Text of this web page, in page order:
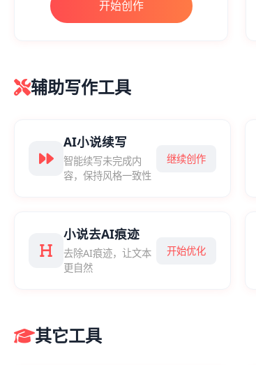
开始创作
辅助写作工具
AI小说续写
智能续写未完成内
容，保持风格一致性
继续创作
小说去AI痕迹
去除AI痕迹，让文本
更自然
开始优化
其它工具